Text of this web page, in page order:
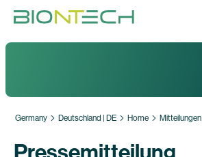
Germany Deutschland | DE Home Mitteilungen